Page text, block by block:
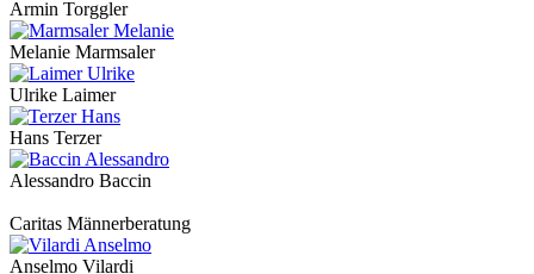
Armin Torggler
Melanie Marmsaler
Ulrike Laimer
Hans Terzer
Alessandro Baccin
Caritas Männerberatung
Anselmo Vilardi